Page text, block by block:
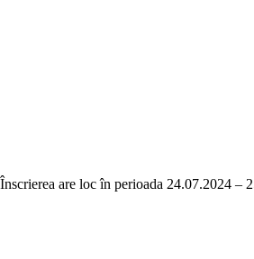
are loc în perioada 24.07.2024 –